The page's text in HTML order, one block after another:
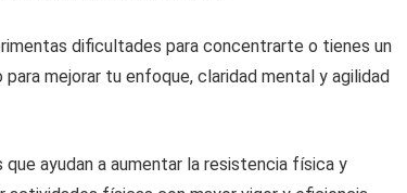
dificultades para concentrarte o tienes un
mejorar tu enfoque, claridad mental y agilidad
ayudan a aumentar la resistencia física y